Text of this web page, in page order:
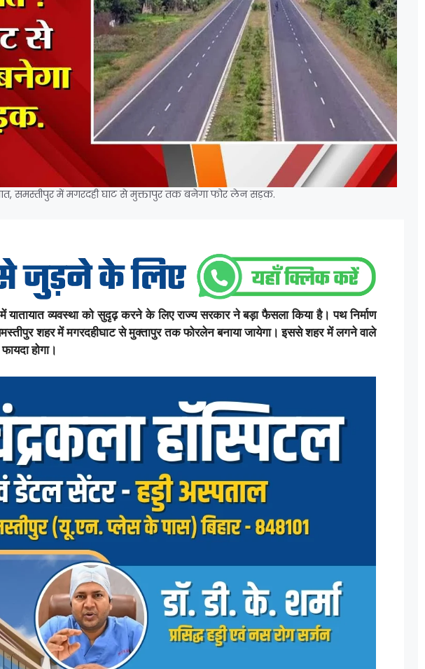
समस्तीपुर में मगरदही घाट से मुक्तापुर तक बनेगा फोर लेन सड़क.
व्यवस्था को सुदृढ़ करने के लिए राज्य सरकार ने बड़ा फैसला किया है। पथ निर्माण
शहर में मगरदहीघाट से मुक्तापुर तक फोरलेन बनाया जायेगा। इससे शहर में लगने वाले
होगा।